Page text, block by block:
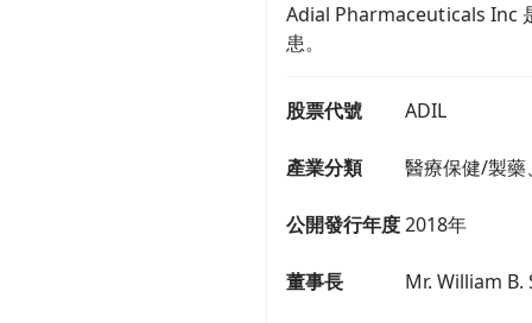
Adial Pharmaceuticals Inc
患。
股票代號 ADIL
產業分類 醫療保健/製
公開發行年度2018年
董事長 Mr. William B.